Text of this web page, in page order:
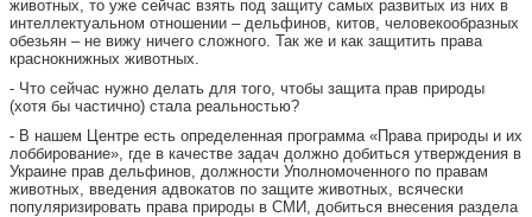
животных, то уже сейчас взять под защиту самых развитых из них в
интеллектуальном отношении – дельфинов, китов, человекообразных
обезьян – не вижу ничего сложного. Так же и как защитить права
краснокнижных животных.
- Что сейчас нужно делать для того, чтобы защита прав природы
(хотя бы частично) стала реальностью?
- В нашем Центре есть определенная программа «Права природы и их
лоббирование», где в качестве задач должно добиться утверждения в
Украине прав дельфинов, должности Уполномоченного по правам
животных, введения адвокатов по защите животных, всячески
популяризировать права природы в СМИ, добиться внесения раздела